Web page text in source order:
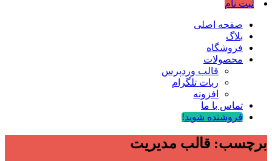
ثبت نام
صفحه اصلی
بلاگ
فروشگاه
محصولات
قالب وردپرس
ربات تلگرام
افزونه
تماس با ما
فروشنده شوید!
برچسب: قالب مدیریت